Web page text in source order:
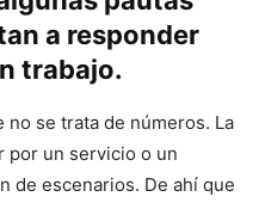
a responder
trabajo.
se trata de números. La
por un servicio o un
de escenarios. De ahí que